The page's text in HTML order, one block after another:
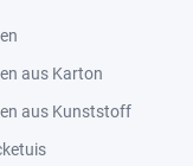
aus Karton
aus Kunststoff